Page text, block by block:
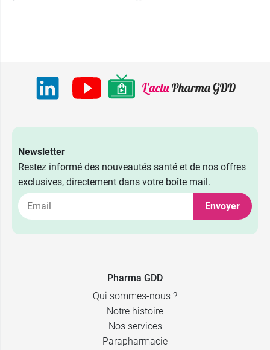
Newsletter
Restez informé des nouveautés santé et de nos offres
exclusives, directement dans votre boîte mail.
Envoyer
Pharma GDD
Qui sommes-nous ?
Notre histoire
Nos services
Parapharmacie